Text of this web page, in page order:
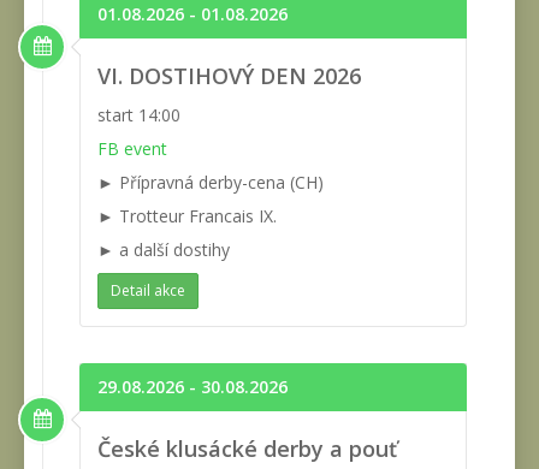
01.08.2026 - 01.08.2026
VI. DOSTIHOVÝ DEN 2026
start 14:00
FB event
► Přípravná derby-cena (CH)
► Trotteur Francais IX.
► a další dostihy
Detail akce
29.08.2026 - 30.08.2026
České klusácké derby a pouť